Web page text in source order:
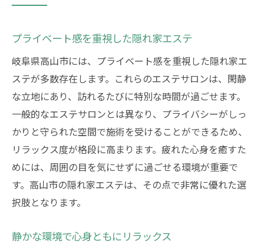
プライベート感を重視した隠れ家エステ
岐阜県高山市には、プライベート感を重視した隠れ家エ
ステが多数存在します。これらのエステサロンは、閑静
な立地にあり、訪れるたびに特別な時間が過ごせます。
一般的なエステサロンとは異なり、プライバシーがしっ
かりと守られた空間で施術を受けることができるため、
リラックス度が格段に高まります。疲れた心身を癒すた
めには、周囲の目を気にせずに過ごせる環境が重要で
す。高山市の隠れ家エステは、その点で非常に優れた選
択肢となります。
静かな環境で心身ともにリラックス